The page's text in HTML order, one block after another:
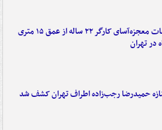
نجات معجزه‌آسای کارگر ۲۲ ساله از عمق ۱۵ متری
در تهران
حمیدرضا رجب‌زاده اطراف تهران کشف شد